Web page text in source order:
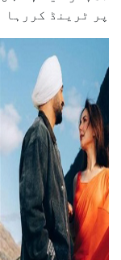
پر ٹرینڈ کررہا